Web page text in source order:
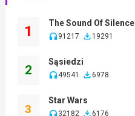
1
The Sound Of Silence
91217 19291
2
Sąsiedzi
49541 6978
3
Star Wars
32182 6176